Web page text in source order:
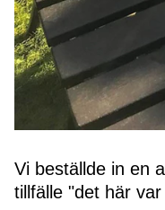
Vi beställde in en
tillfälle "det här